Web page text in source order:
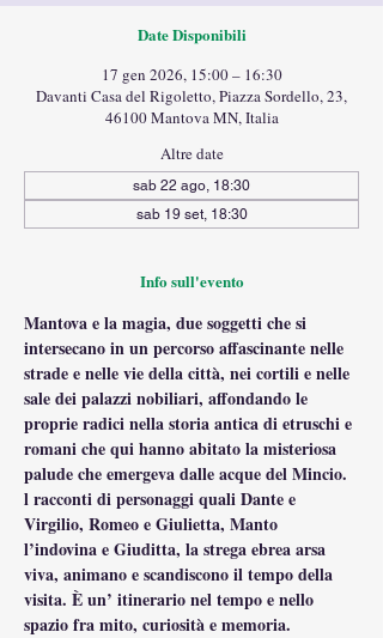
Date Disponibili
17 gen 2026, 15:00 – 16:30
Davanti Casa del Rigoletto, Piazza Sordello, 23,
46100 Mantova MN, Italia
Altre date
sab 22 ago, 18:30
sab 19 set, 18:30
Info sull'evento
Mantova e la magia, due soggetti che si
intersecano in un percorso affascinante nelle
strade e nelle vie della città, nei cortili e nelle
sale dei palazzi nobiliari, affondando le
proprie radici nella storia antica di etruschi e
romani che qui hanno abitato la misteriosa
palude che emergeva dalle acque del Mincio.
l racconti di personaggi quali Dante e
Virgilio, Romeo e Giulietta, Manto
l’indovina e Giuditta, la strega ebrea arsa
viva, animano e scandiscono il tempo della
visita. È un’ itinerario nel tempo e nello
spazio fra mito, curiosità e memoria.